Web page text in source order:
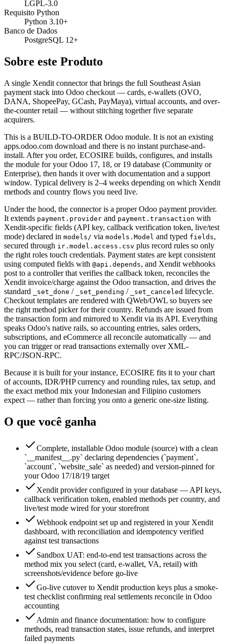
LGPL-3.0
Requisito Python
Python 3.10+
Banco de Dados
PostgreSQL 12+
Sobre este Produto
A single Xendit connector that brings the full Southeast Asian
payment stack into Odoo checkout — cards, e-wallets (OVO,
DANA, ShopeePay, GCash, PayMaya), virtual accounts, and over-
the-counter retail — without stitching together five separate
acquirers.
This is a BUILD-TO-ORDER Odoo module. It is not an existing
apps.odoo.com download and there is no instant purchase-and-
install. After you order, ECOSIRE builds, configures, and installs
the module for your Odoo 17, 18, or 19 database (Community or
Enterprise), then hands it over with documentation and a support
window. Typical delivery is 2–4 weeks depending on which Xendit
methods and country flows you need live.
Under the hood, the connector is a proper Odoo payment provider.
It extends payment.provider and payment.transaction with
Xendit-specific fields (API key, callback verification token, live/test
mode) declared in models/ via models.Model and typed fields,
secured through ir.model.access.csv plus record rules so only
the right roles touch credentials. Payment states are kept consistent
using computed fields with @api.depends, and Xendit webhooks
post to a controller that verifies the callback token, reconciles the
Xendit invoice/charge against the Odoo transaction, and drives the
standard
_set_done / _set_pending / _set_canceled lifecycle.
Checkout templates are rendered with QWeb/OWL so buyers see
the right method picker for their country. Refunds are issued from
the transaction form and mirrored to Xendit via its API. Everything
speaks Odoo's native rails, so accounting entries, sales orders,
subscriptions, and eCommerce all reconcile automatically — and
you can trigger or read transactions externally over XML-
RPC/JSON-RPC.
Because it is built for your instance, ECOSIRE fits it to your chart
of accounts, IDR/PHP currency and rounding rules, tax setup, and
the exact method mix your Indonesian and Filipino customers
expect — rather than forcing you onto a generic one-size listing.
O que você ganha
Complete, installable Odoo module (source) with a clean
`__manifest__.py` declaring dependencies (`payment`,
`account`, `website_sale` as needed) and version-pinned for
your Odoo 17/18/19 target
Xendit provider configured in your database — API keys,
callback verification token, enabled methods per country, and
live/test mode wired for your storefront
Webhook endpoint set up and registered in your Xendit
dashboard, with reconciliation and idempotency verified
against test transactions
Sandbox UAT: end-to-end test transactions across the
method mix you select (card, e-wallet, VA, retail) with
screenshots/evidence before go-live
Go-live cutover to Xendit production keys plus a smoke-
test checklist confirming real settlements reconcile in Odoo
accounting
Admin and finance documentation: how to configure
methods, read transaction states, issue refunds, and interpret
failed payments